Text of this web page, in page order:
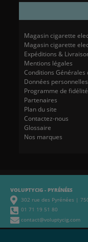
Magasin cigarette
Magasin cigarette
Expéditions &
Mentions légales
Conditions Générales
Données personnelles
Programme de fidélité
Partenaires
Plan du site
Contactez-nous
Glossaire
Nos marques
VOLUPTYCIG - PYRÉNÉES
302 rue des Pyrénées |
01 71 19 51 80
contact@voluptycig.com